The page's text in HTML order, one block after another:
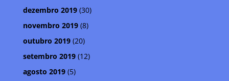
dezembro 2019(30)
novembro 2019(8)
outubro 2019(20)
setembro 2019(12)
agosto 2019(5)